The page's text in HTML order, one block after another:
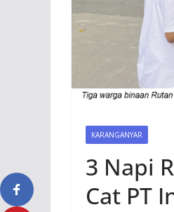
KARANGANYAR
3 Napi
Cat PT